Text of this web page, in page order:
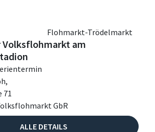
Flohmarkt-Trödelmarkt
Volksflohmarkt am
71
GbR
ALLE DETAILS